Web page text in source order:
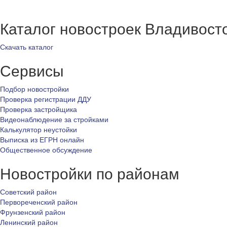
Каталог новостроек
Скачать каталог
Сервисы
Подбор новостройки
Проверка регистрации ДДУ
Проверка застройщика
Видеонаблюдение за стройками
Калькулятор неустойки
Выписка из ЕГРН онлайн
Общественное обсуждение
Новостройки по районам
Советский район
Первореченский район
Фрунзенский район
Ленинский район